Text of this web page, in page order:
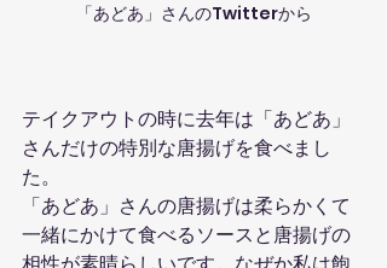
「あどあ」さんのTwitterから
テイクアウトの時に去年は「あどあ」
さんだけの特別な唐揚げを食べまし
た。
「あどあ」さんの唐揚げは柔らかくて
一緒にかけて食べるソースと唐揚げの